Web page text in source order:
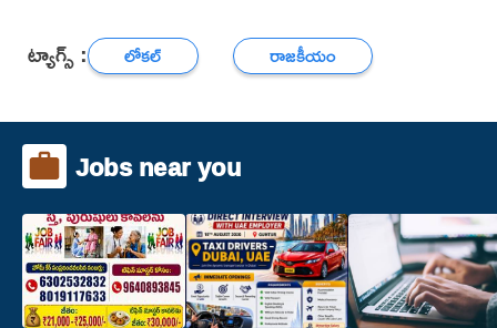
ట్యాగ్స్ : లోకల్ రాజకీయం
Jobs near you